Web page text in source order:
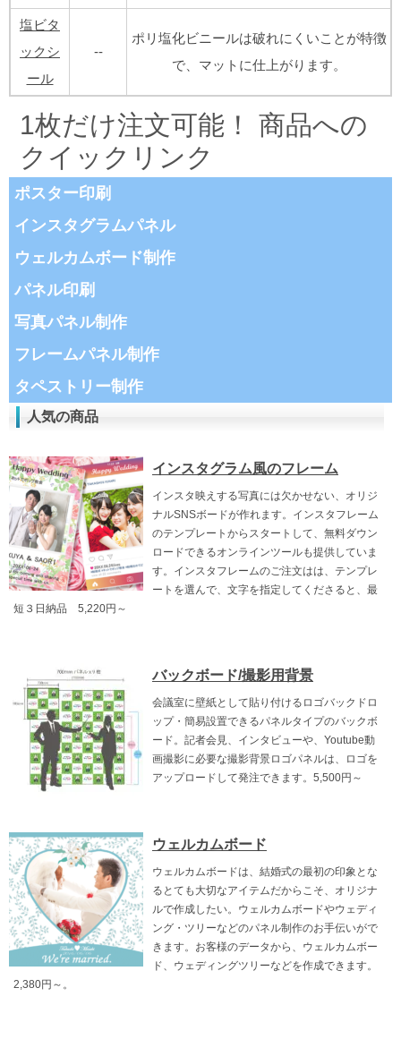
塩ビタ
ックシ
ール
--
ポリ塩化ビニールは破れにくいことが特徴
で、マットに仕上がります。
1枚だけ注文可能！ 商品への
クイックリンク
ポスター印刷
インスタグラムパネル
ウェルカムボード制作
パネル印刷
写真パネル制作
フレームパネル制作
タペストリー制作
人気の商品
インスタグラム風のフレーム
インスタ映えする写真には欠かせない、オリジ
ナルSNSボードが作れます。インスタフレーム
のテンプレートからスタートして、無料ダウン
ロードできるオンラインツールも提供していま
す。インスタフレームのご注文はは、テンプレ
ートを選んで、文字を指定してくださると、最
短３日納品 5,220円～
バックボード/撮影用背景
会議室に壁紙として貼り付けるロゴバックドロ
ップ・簡易設置できるパネルタイプのバックボ
ード。記者会見、インタビューや、Youtube動
画撮影に必要な撮影背景ロゴパネルは、ロゴを
アップロードして発注できます。5,500円～
ウェルカムボード
ウェルカムボードは、結婚式の最初の印象とな
るとても大切なアイテムだからこそ、オリジナ
ルで作成したい。ウェルカムボードやウェディ
ング・ツリーなどのパネル制作のお手伝いがで
きます。お客様のデータから、ウェルカムボー
ド、ウェディングツリーなどを作成できます。
2,380円～。